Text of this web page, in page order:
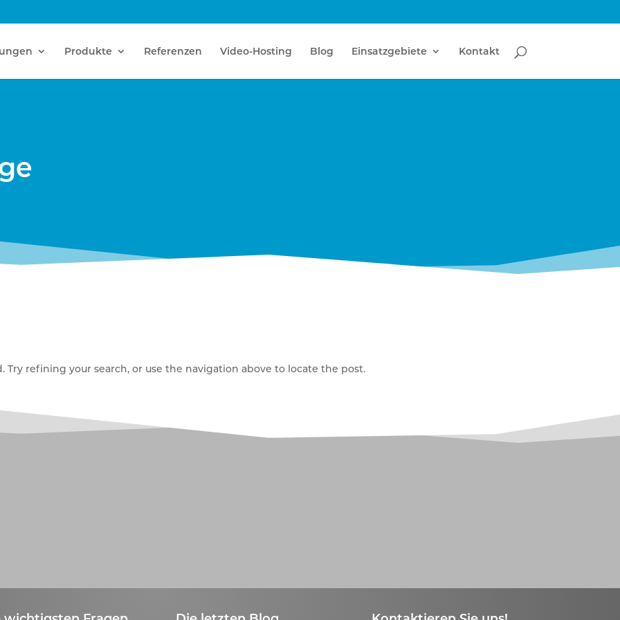
Produkte Referenzen Video-Hosting Blog Einsatzgebiete Kontakt
refining your search, or use the navigation above to locate the post.